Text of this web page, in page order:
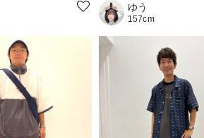
ゆう
157cm